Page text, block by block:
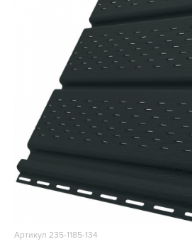
Артикул 235-1185-134